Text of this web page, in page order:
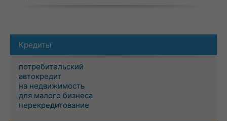
Кредиты
потребительский
автокредит
на недвижимость
для малого бизнеса
перекредитование